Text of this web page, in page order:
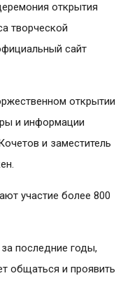
открытия
творческой
сайт
открытии
и информации
и заместитель
участие более 800
последние годы,
общаться и проявить